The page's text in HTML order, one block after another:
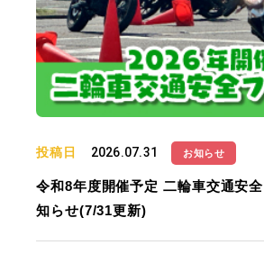
投稿日 2026.07.31 お知らせ
令和8年度開催予定 二輪車交通安
知らせ(7/31更新)